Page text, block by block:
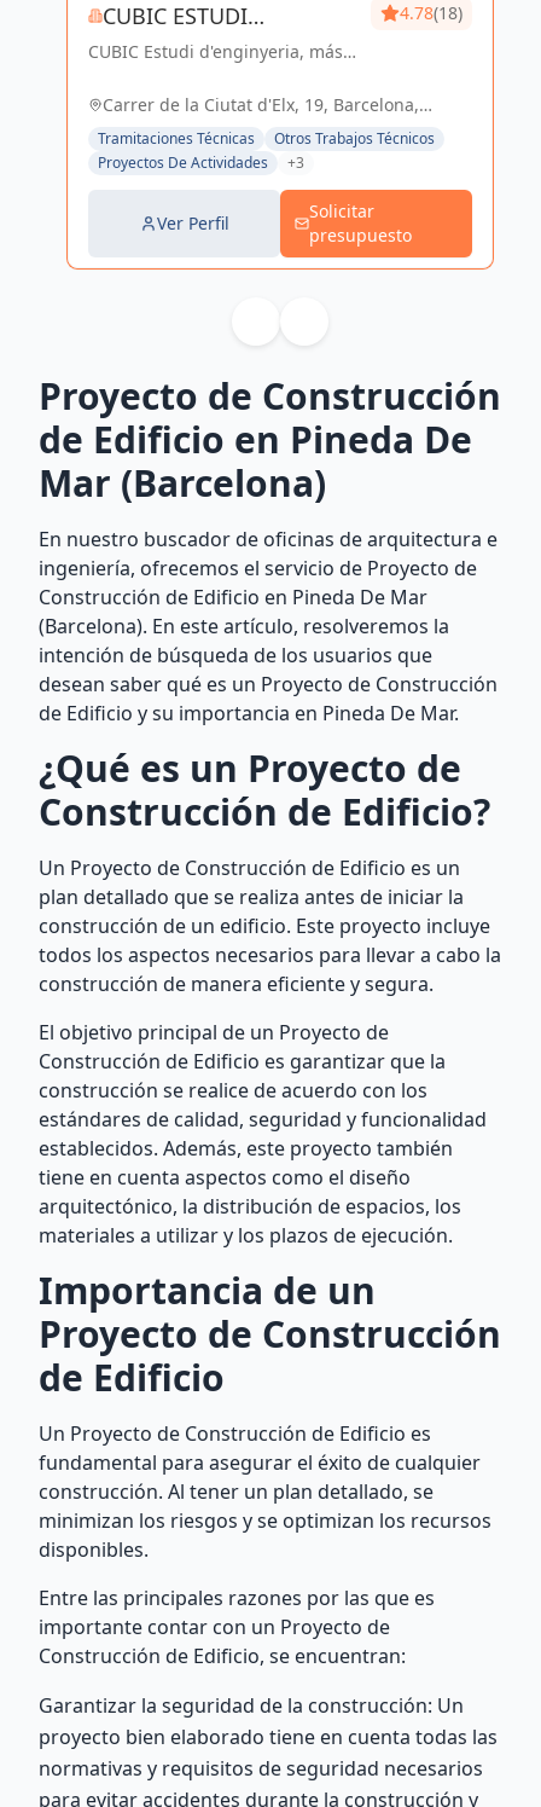
CUBIC ESTUDI
D'ENGINYERIA S.L.
CUBIC Estudi d'enginyeria, más
de Arquitectura e Ingeniería con
4.78(18)
Carrer de la Ciutat d'Elx, 19, Barcelona,
España, España
Tramitaciones Técnicas
Otros Trabajos Técnicos
Proyectos De Actividades
+3
Ver Perfil
Solicitar
presupuesto
Proyecto de Construcción
de Edificio en Pineda De
Mar (Barcelona)
En nuestro buscador de oficinas de arquitectura e
ingeniería, ofrecemos el servicio de Proyecto de
Construcción de Edificio en Pineda De Mar
(Barcelona). En este artículo, resolveremos la
intención de búsqueda de los usuarios que
desean saber qué es un Proyecto de Construcción
de Edificio y su importancia en Pineda De Mar.
¿Qué es un Proyecto de
Construcción de Edificio?
Un Proyecto de Construcción de Edificio es un
plan detallado que se realiza antes de iniciar la
construcción de un edificio. Este proyecto incluye
todos los aspectos necesarios para llevar a cabo la
construcción de manera eficiente y segura.
El objetivo principal de un Proyecto de
Construcción de Edificio es garantizar que la
construcción se realice de acuerdo con los
estándares de calidad, seguridad y funcionalidad
establecidos. Además, este proyecto también
tiene en cuenta aspectos como el diseño
arquitectónico, la distribución de espacios, los
materiales a utilizar y los plazos de ejecución.
Importancia de un
Proyecto de Construcción
de Edificio
Un Proyecto de Construcción de Edificio es
fundamental para asegurar el éxito de cualquier
construcción. Al tener un plan detallado, se
minimizan los riesgos y se optimizan los recursos
disponibles.
Entre las principales razones por las que es
importante contar con un Proyecto de
Construcción de Edificio, se encuentran:
Garantizar la seguridad de la construcción: Un
proyecto bien elaborado tiene en cuenta todas las
normativas y requisitos de seguridad necesarios
para evitar accidentes durante la construcción y